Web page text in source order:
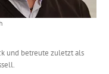
und betreute zuletzt als